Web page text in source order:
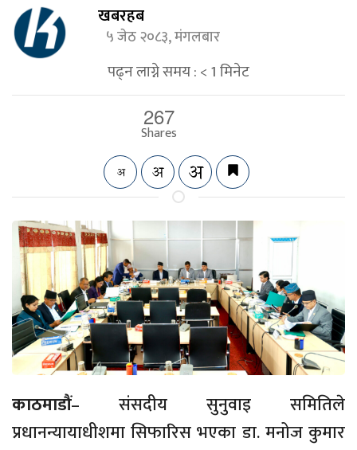
खबरहब
५ जेठ २०८३, मंगलबार
पढ्न लाग्ने समय :< 1मिनेट
267
Shares
काठमाडौं– संसदीय सुनुवाइ समितिले
प्रधानन्यायाधीशमा सिफारिस भएका डा. मनोज कुमार